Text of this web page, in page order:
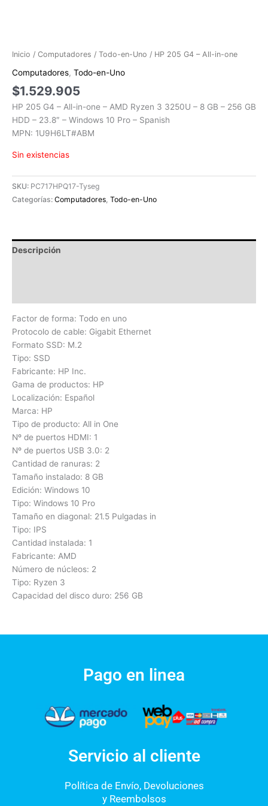
Inicio / Computadores / Todo-en-Uno / HP 205 G4 – All-in-one
Computadores, Todo-en-Uno
$1.529.905
HP 205 G4 – All-in-one – AMD Ryzen 3 3250U – 8 GB – 256 GB
HDD – 23.8″ – Windows 10 Pro – Spanish
MPN: 1U9H6LT#ABM
Sin existencias
SKU: PC717HPQ17-Tyseg
Categorías: Computadores, Todo-en-Uno
Descripción
Factor de forma: Todo en uno
Protocolo de cable: Gigabit Ethernet
Formato SSD: M.2
Tipo: SSD
Fabricante: HP Inc.
Gama de productos: HP
Localización: Español
Marca: HP
Tipo de producto: All in One
Nº de puertos HDMI: 1
Nº de puertos USB 3.0: 2
Cantidad de ranuras: 2
Tamaño instalado: 8 GB
Edición: Windows 10
Tipo: Windows 10 Pro
Tamaño en diagonal: 21.5 Pulgadas in
Tipo: IPS
Cantidad instalada: 1
Fabricante: AMD
Número de núcleos: 2
Tipo: Ryzen 3
Capacidad del disco duro: 256 GB
Pago en linea
Servicio al cliente
Política de Envío, Devoluciones
y Reembolsos